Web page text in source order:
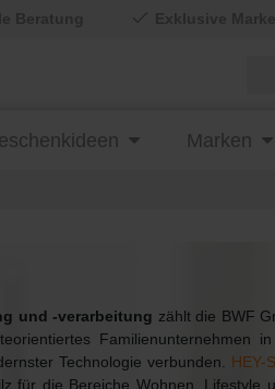
Marken
und -verarbeitung zählt die BWF
Familienunternehmen
Technologie verbunden. HEY-
für die Bereiche Wohnen, Lifestyle